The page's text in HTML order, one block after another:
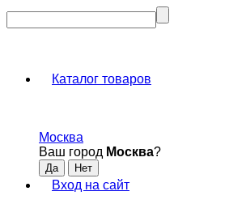
Каталог товаров
Москва
Ваш город Москва?
Вход на сайт